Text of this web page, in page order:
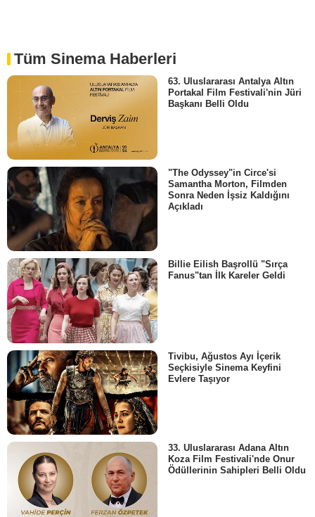
Tüm Sinema Haberleri
63. Uluslararası Antalya Altın
Portakal Film Festivali'nin Jüri
Başkanı Belli Oldu
"The Odyssey"in Circe'si
Samantha Morton, Filmden
Sonra Neden İşsiz Kaldığını
Açıkladı
Billie Eilish Başrollü "Sırça
Fanus"tan İlk Kareler Geldi
Tivibu, Ağustos Ayı İçerik
Seçkisiyle Sinema Keyfini
Evlere Taşıyor
33. Uluslararası Adana Altın
Koza Film Festivali'nde Onur
Ödüllerinin Sahipleri Belli Oldu